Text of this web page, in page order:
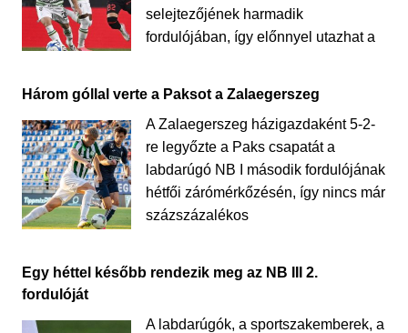
selejtezőjének harmadik
fordulójában, így előnnyel utazhat a
Három góllal verte a Paksot a Zalaegerszeg
A Zalaegerszeg házigazdaként 5-2-
re legyőzte a Paks csapatát a
labdarúgó NB I második fordulójának
hétfői zárómérkőzésén, így nincs már
százszázalékos
Egy héttel később rendezik meg az NB III 2.
fordulóját
A labdarúgók, a sportszakemberek, a